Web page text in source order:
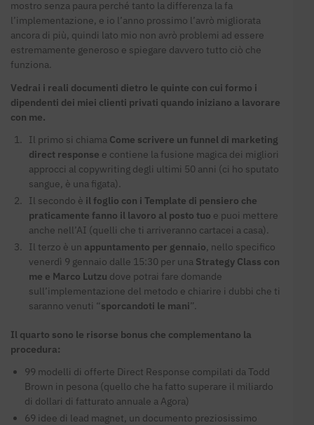
mostro senza paura perché tanto la differenza la fa
l’implementazione, e io l’anno prossimo l’avrò migliorata
ancora di più, quindi lato mio non avrò problemi ad essere
estremamente generoso e spiegare davvero tutto ciò che
funziona.
Vedrai i reali documenti dietro le quinte con cui formo i
dipendenti dei miei clienti privati quando iniziano a lavorare
con me.
Il primo si chiama Come scrivere un funnel di marketing
direct response e contiene la fusione magica dei migliori
approcci al copywriting degli ultimi 50 anni (ci ho sputato
sangue, è una figata).
Il secondo è il foglio con i Template di pensiero che
praticamente fanno il lavoro al posto tuo e puoi mettere
anche nell’AI (quelli che ti arriveranno cartacei a casa).
Il terzo è un appuntamento per gennaio, nello specifico
venerdì 9 gennaio dalle 15:30 per una Strategy Class con
me e Marco Lutzu dove potrai fare domande
sull’implementazione del metodo e chiarire i dubbi che ti
saranno venuti “sporcandoti le mani”.
Il quarto sono le risorse bonus che complementano la
procedura:
99 modelli di offerte Direct Response compilati da Todd
Brown in pesona (quello che ha fatto superare il miliardo
di dollari di fatturato annuale a Agora)
69 idee di lead magnet, un documento preziosissimo